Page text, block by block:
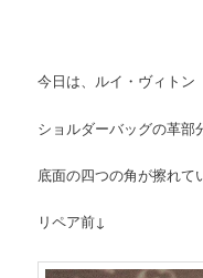
今日は、ルイ・ヴィト
ショルダーバッグの革部
底面の四つの角が擦れて
リペア前↓